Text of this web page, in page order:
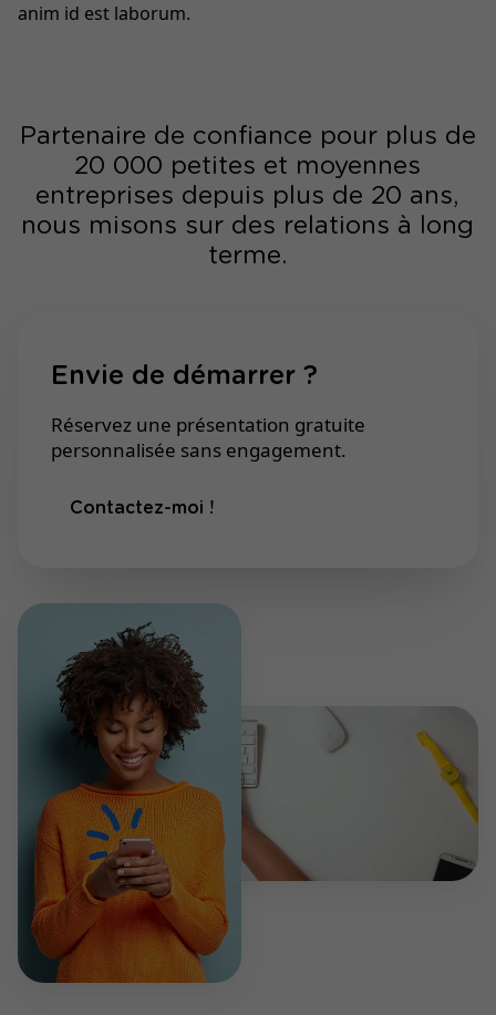
anim id est laborum.
Partenaire de confiance pour plus de
20 000 petites et moyennes
entreprises depuis plus de 20 ans,
nous misons sur des relations à long
terme.
Envie de démarrer ?
Réservez une présentation gratuite
personnalisée sans engagement.
Contactez-moi !